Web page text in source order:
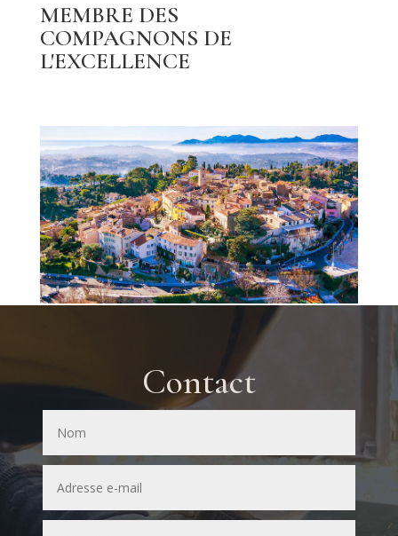
MEMBRE DES
COMPAGNONS DE
L'EXCELLENCE
Contact